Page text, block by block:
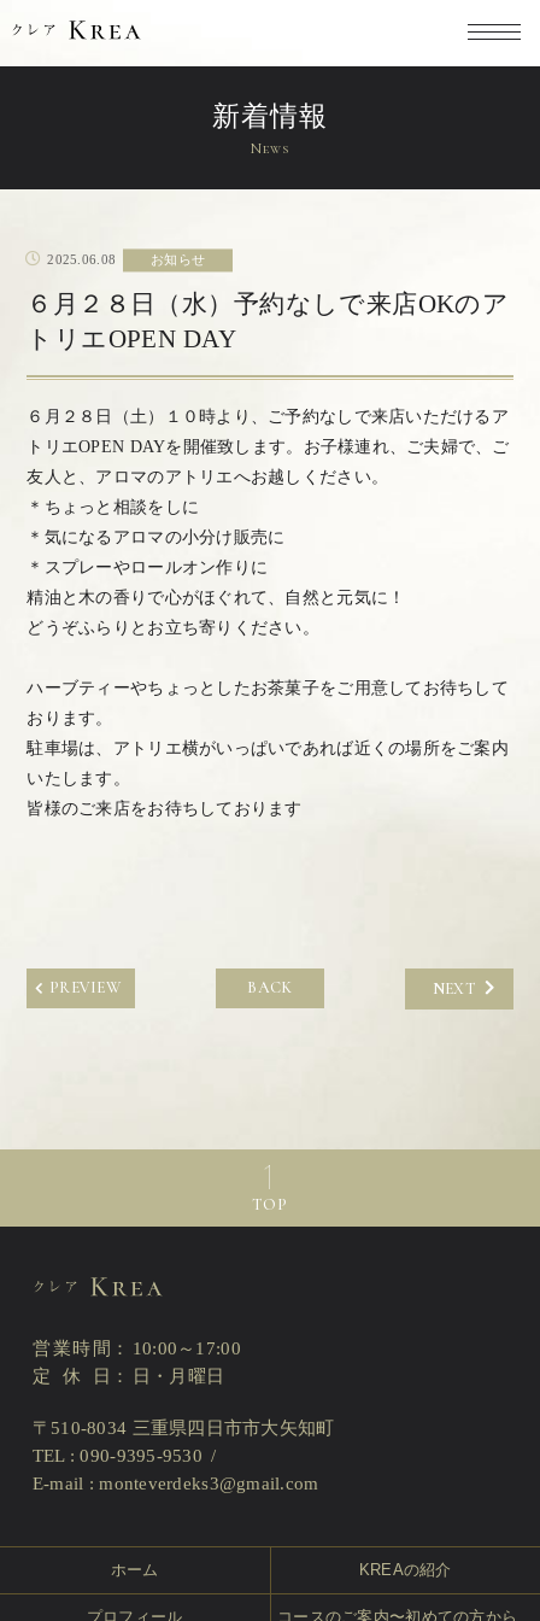
新着情報
News
2025.06.08 お知らせ
６月２８日（水）予約なしで来店OKのア
トリエOPEN DAY
６月２８日（土）１０時より、ご予約なしで来店いただけるア
トリエOPEN DAYを開催致します。お子様連れ、ご夫婦で、ご
友人と、アロマのアトリエへお越しください。
＊ちょっと相談をしに
＊気になるアロマの小分け販売に
＊スプレーやロールオン作りに
精油と木の香りで心がほぐれて、自然と元気に！
どうぞふらりとお立ち寄りください。
ハーブティーやちょっとしたお茶菓子をご用意してお待ちして
おります。
駐車場は、アトリエ横がいっぱいであれば近くの場所をご案内
いたします。
皆様のご来店をお待ちしております
NEXT
BACK
PREVIEW
TOP
営業時間
10:00～17:00
定休日
日・月曜日
〒510-8034 三重県四日市市大矢知町
TEL : 090-9395-9530
E-mail :monteverdeks3@gmail.com
ホーム KREAの紹介
プロフィール コースのご案内〜初めての方から、